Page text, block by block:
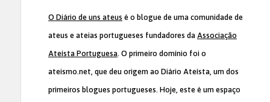
O Diário de uns ateus é o blogue de uma comunidade de
ateus e ateias portugueses fundadores da Associação
Ateísta Portuguesa. O primeiro domínio foi o
ateismo.net, que deu origem ao Diário Ateísta, um dos
primeiros blogues portugueses. Hoje, este é um espaço